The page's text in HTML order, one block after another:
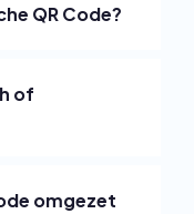
QR Code?
of
omgezet